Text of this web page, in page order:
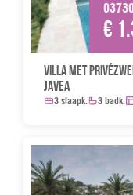
€
Villa met
Javea
3 slaapk. 3 badk.